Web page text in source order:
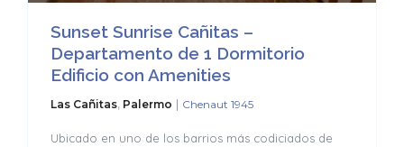
Sunset Sunrise Cañitas –
Departamento de 1 Dormitorio
Edificio con Amenities
Las Cañitas, Palermo | Chenaut 1945
Ubicado en uno de los barrios más codiciados de